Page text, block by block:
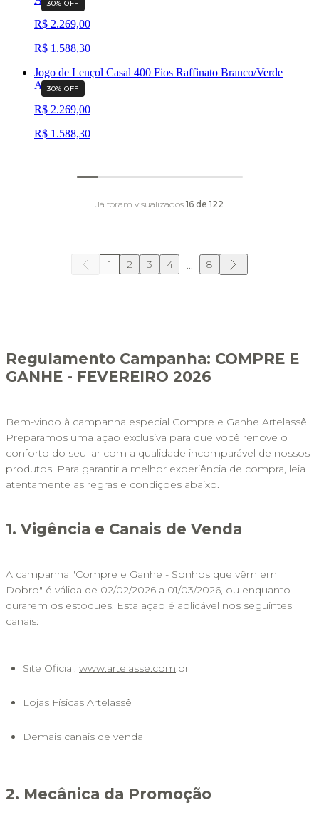
30% OFF
R$ 2.269,00
R$ 1.588,30
30% OFF
Jogo de Lençol Casal 400 Fios Raffinato Branco/Verde
Artelassê
R$ 2.269,00
R$ 1.588,30
Já foram visualizados 16 de 122
1 2 3 4 ... 8
Regulamento Campanha: COMPRE E
GANHE - FEVEREIRO 2026
Bem-vindo à campanha especial Compre e Ganhe Artelassê!
Preparamos uma ação exclusiva para que você renove o
conforto do seu lar com a qualidade incomparável de nossos
produtos. Para garantir a melhor experiência de compra, leia
atentamente as regras e condições abaixo.
1. Vigência e Canais de Venda
A campanha "Compre e Ganhe - Sonhos que vêm em
Dobro" é válida de 02/02/2026 a 01/03/2026, ou enquanto
durarem os estoques. Esta ação é aplicável nos seguintes
canais:
Site Oficial: www.artelasse.com .br
Lojas Físicas Artelassê
Demais canais de venda
2. Mecânica da Promoção